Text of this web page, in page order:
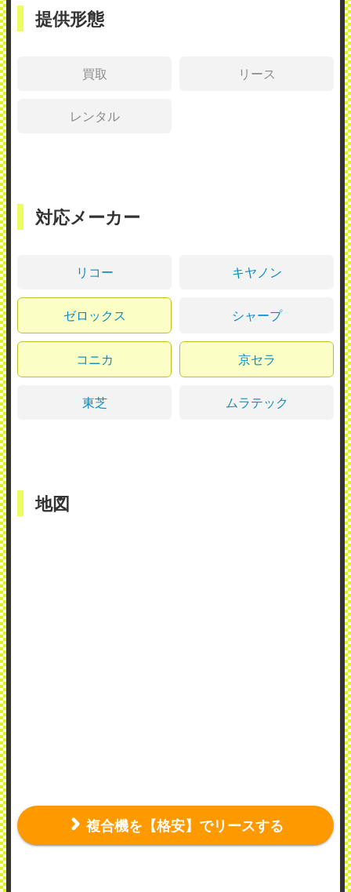
提供形態
買取 リース
レンタル
対応メーカー
リコー キヤノン
ゼロックス シャープ
コニカ 京セラ
東芝 ムラテック
地図
複合機を【格安】でリースする